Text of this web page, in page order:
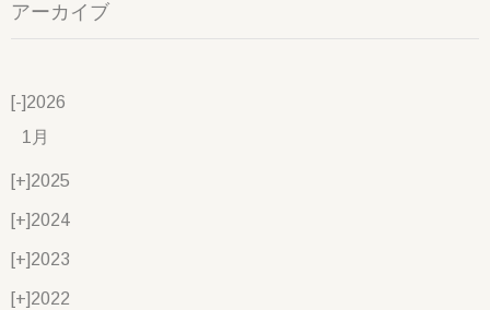
アーカイブ
[-]2026
1月
[+]2025
[+]2024
[+]2023
[+]2022